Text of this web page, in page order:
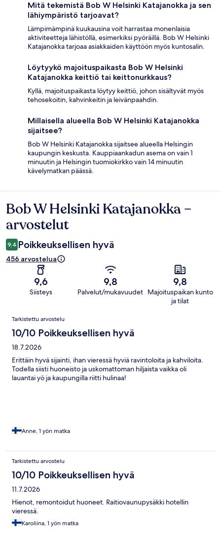
Mitä tekemistä Bob W Helsinki Katajanokka ja sen
lähiympäristö tarjoavat?
Lämpimämpinä kuukausina voit harrastaa monenlaisia
aktiviteetteja lähistöllä, esimerkiksi pyöräillä. Bob W Helsinki
Katajanokka tarjoaa asiakkaiden käyttöön myös kuntosalin.
Löytyykö majoituspaikasta Bob W Helsinki
Katajanokka keittiö tai keittonurkkaus?
Kyllä, majoituspaikasta löytyy keittiö, johon sisältyvät myös
tehosekoitin, kahvinkeitin ja leivänpaahdin.
Millaisella alueella Bob W Helsinki Katajanokka
sijaitsee?
Bob W Helsinki Katajanokka sijaitsee alueella Helsingin
kaupungin keskusta. Kauppiaankadun asema on vain 1
minuutin ja Helsingin tuomiokirkko vain 14 minuutin
kävelymatkan päässä.
Arvostelut
Bob W Helsinki Katajanokka –
arvostelut
9,4 Poikkeuksellisen hyvä
456 arvostelua
9,6
Siisteys
9,8
Palvelut/mukavuudet
9,8
Majoituspaikan kunto
ja tilat
Arvostelut
Tarkistettu arvostelu
10/10 Poikkeuksellisen hyvä
18.7.2026
Erittäin hyvä sijainti, ihan vieressä hyviä ravintoloita ja kahviloita.
Todella siisti huoneisto ja uskomattoman hiljaista vaikka oli
lauantai yö ja kaupungilla riitti hulinaa!
Anne, 1 yön matka
Tarkistettu arvostelu
10/10 Poikkeuksellisen hyvä
11.7.2026
Hienot, remontoidut huoneet. Raitiovaunupysäkki hotellin
vieressä.
Karoliina, 1 yön matka